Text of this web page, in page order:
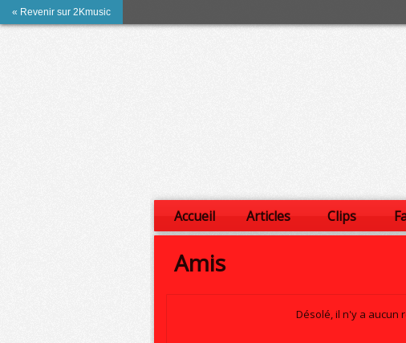
« Revenir sur 2Kmusic
Accueil Articles Clips
Amis
Désolé, il n'y a aucun